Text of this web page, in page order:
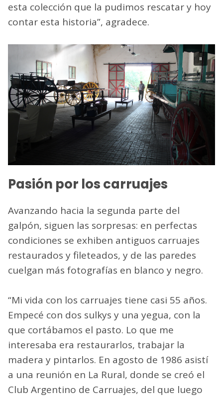
esta colección que la pudimos rescatar y hoy
contar esta historia”, agradece.
Pasión por los carruajes
Avanzando hacia la segunda parte del
galpón, siguen las sorpresas: en perfectas
condiciones se exhiben antiguos carruajes
restaurados y fileteados, y de las paredes
cuelgan más fotografías en blanco y negro.
“Mi vida con los carruajes tiene casi 55 años.
Empecé con dos sulkys y una yegua, con la
que cortábamos el pasto. Lo que me
interesaba era restaurarlos, trabajar la
madera y pintarlos. En agosto de 1986 asistí
a una reunión en La Rural, donde se creó el
Club Argentino de Carruajes, del que luego